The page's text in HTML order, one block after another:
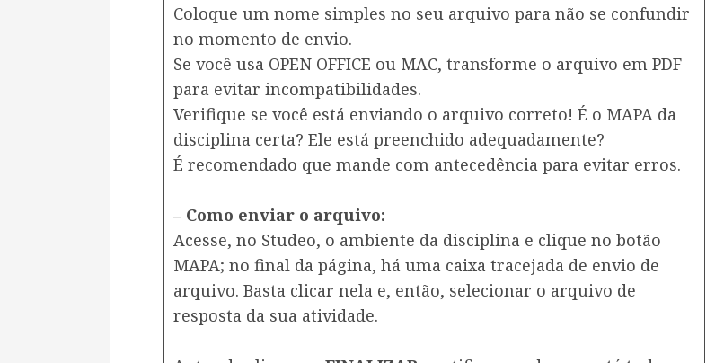
Coloque um nome simples no seu arquivo para não se confundir
no momento de envio.
Se você usa OPEN OFFICE ou MAC, transforme o arquivo em PDF
para evitar incompatibilidades.
Verifique se você está enviando o arquivo correto! É o MAPA da
disciplina certa? Ele está preenchido adequadamente?
É recomendado que mande com antecedência para evitar erros.
– Como enviar o arquivo:
Acesse, no Studeo, o ambiente da disciplina e clique no botão
MAPA; no final da página, há uma caixa tracejada de envio de
arquivo. Basta clicar nela e, então, selecionar o arquivo de
resposta da sua atividade.